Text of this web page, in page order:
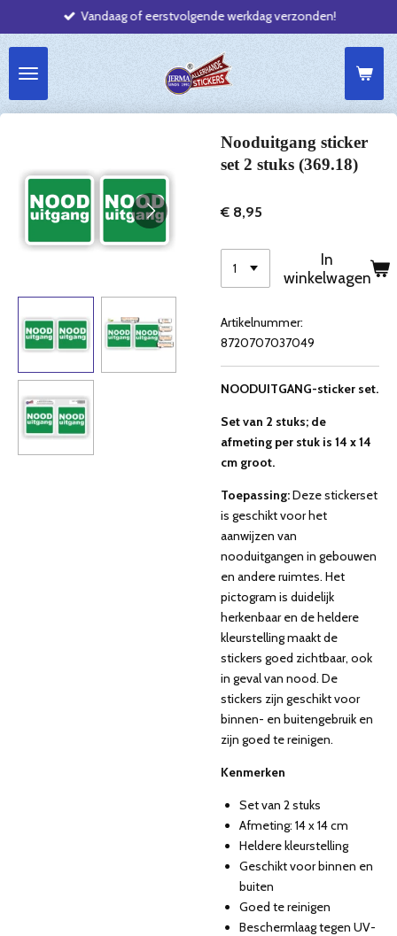
direct
de
hoofdinhoud
Vandaag of eerstvolgende werkdag verzonden!
Nooduitgang sticker
set 2 stuks (369.18)
€ 8,95
In
winkelwagen
Artikelnummer:
8720707037049
NOODUITGANG-sticker set.
Set van 2 stuks; de
afmeting per stuk is 14 x 14
cm groot.
Toepassing:Deze stickerset
is geschikt voor het
aanwijzen van
nooduitgangen in gebouwen
en andere ruimtes. Het
pictogram is duidelijk
herkenbaar en de heldere
kleurstelling maakt de
stickers goed zichtbaar, ook
in geval van nood. De
stickers zijn geschikt voor
binnen- en buitengebruik en
zijn goed te reinigen.
Kenmerken
Set van 2 stuks
Afmeting: 14 x 14 cm
Heldere kleurstelling
Geschikt voor binnen en
buiten
Goed te reinigen
Beschermlaag tegen UV-